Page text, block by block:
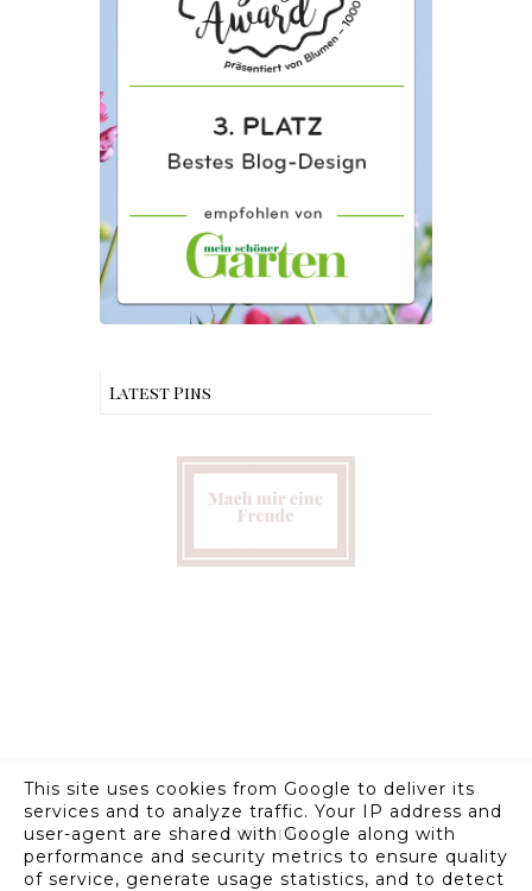
Latest Pins
Credits
This site uses cookies from Google to deliver its
services and to analyze traffic. Your IP address and
user-agent are shared with Google along with
performance and security metrics to ensure quality
of service, generate usage statistics, and to detect